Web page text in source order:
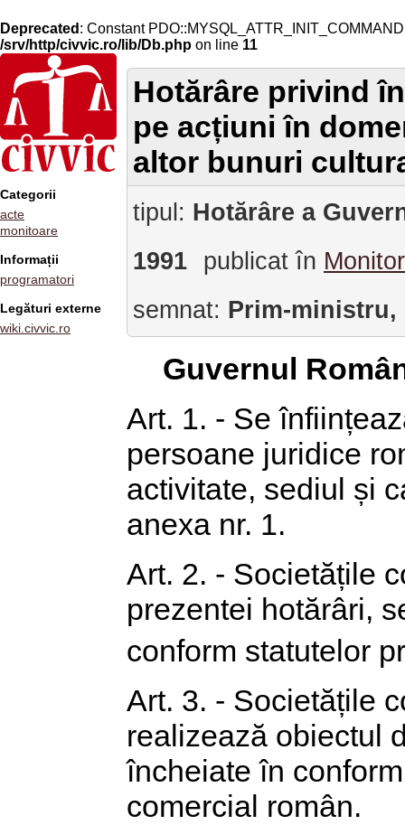
Deprecated : Constant
/srv/http/civvic.ro/lib/Db.php on line 11
Categorii
acte
monitoare
Informații
programatori
Legături externe
wiki.civvic.ro
Hotărâre privind
pe acțiuni în
altor bunuri
tipul: Hotărâre a
1991
publicat în
semnat: Prim-ministru,
Guvernul
Art. 1. - Se
persoane juridice
activitate, sediul și
anexa nr. 1.
Art. 2. - Societățile
prezentei hotărâri,
conform statutelor
Art. 3. - Societățile
realizează obiectul
încheiate în
comercial român.